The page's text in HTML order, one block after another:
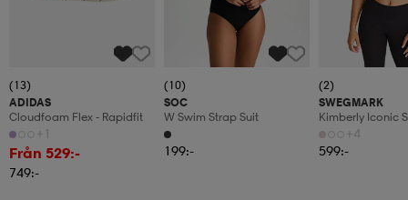
(13)
ADIDAS
Cloudfoam Flex - Rapidfit
+1
Från 529:-
749:-
(10)
SOC
W Swim Strap Suit
199:-
(2)
SWEGMARK
Kimberly Iconic
Moulded Cups
+4
599:-